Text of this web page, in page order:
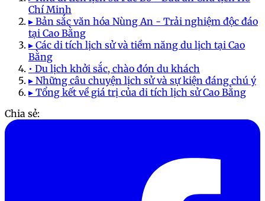
Chí Minh
▸ Bản sắc văn hóa Nùng An - Trải nghiệm độc đáo
tại Cao Bằng
▸ Các di tích lịch sử và tiềm năng du lịch tại Cao
Bằng
• Du lịch khởi sắc, chào đón du khách
▸ Những câu chuyện lịch sử và sự kiện đáng chú ý
▸ Tổng kết về giá trị của di tích lịch sử Cao Bằng
Chia sẻ: